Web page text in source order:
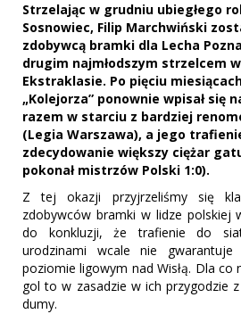
Strzelając w grudniu ubiegłego
Sosnowiec, Filip Marchwiński
zdobywcą bramki dla Lecha
drugim najmłodszym strzelcem
Ekstraklasie. Po pięciu
„Kolejorza” ponownie wpisał się
razem w starciu z bardziej
(Legia Warszawa), a jego
zdecydowanie większy ciężar
pokonał mistrzów Polski 1:0).
Z tej okazji przyjrzeliśmy się
zdobywców bramki w lidze polskiej
do konkluzji, że trafienie do
urodzinami wcale nie gwarantuje
poziomie ligowym nad Wisłą. Dla
gol to w zasadzie w ich przygodzie
dumy.